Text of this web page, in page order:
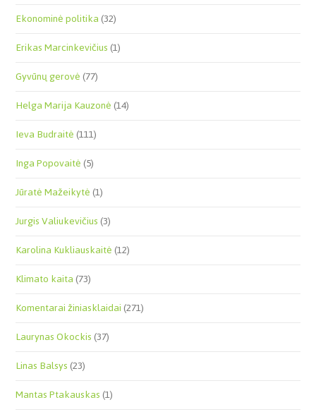
Ekonominė politika(32)
Erikas Marcinkevičius(1)
Gyvūnų gerovė(77)
Helga Marija Kauzonė(14)
Ieva Budraitė(111)
Inga Popovaitė(5)
Jūratė Mažeikytė(1)
Jurgis Valiukevičius(3)
Karolina Kukliauskaitė(12)
Klimato kaita(73)
Komentarai žiniasklaidai(271)
Laurynas Okockis(37)
Linas Balsys(23)
Mantas Ptakauskas(1)